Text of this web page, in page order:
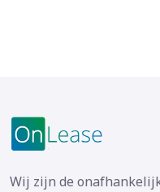
Wij zijn de